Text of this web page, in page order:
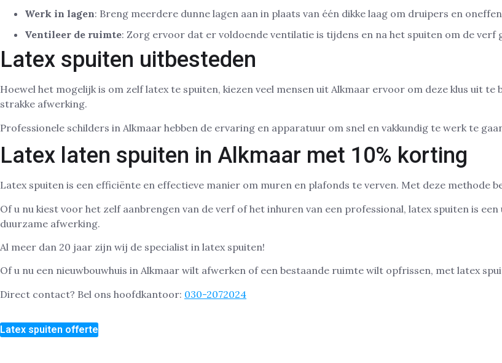
Werk in lagen: Breng meerdere dunne lagen aan in plaats van één dikke laag om druipers en
Ventileer de ruimte: Zorg ervoor dat er voldoende ventilatie is tijdens en na het spuiten om de
Latex spuiten uitbesteden
Hoewel het mogelijk is om zelf latex te spuiten, kiezen veel mensen uit Alkmaar ervoor om deze klus uit
strakke afwerking.
Professionele schilders in Alkmaar hebben de ervaring en apparatuur om snel en vakkundig te werk te
Latex laten spuiten in Alkmaar met 10% korting
Latex spuiten is een efficiënte en effectieve manier om muren en plafonds te verven. Met deze methode
Of u nu kiest voor het zelf aanbrengen van de verf of het inhuren van een professional, latex spuiten is
duurzame afwerking.
Al meer dan 20 jaar zijn wij de specialist in latex spuiten!
Of u nu een nieuwbouwhuis in Alkmaar wilt afwerken of een bestaande ruimte wilt opfrissen, met latex
Direct contact? Bel ons hoofdkantoor: 030-2072024
Latex spuiten offerte